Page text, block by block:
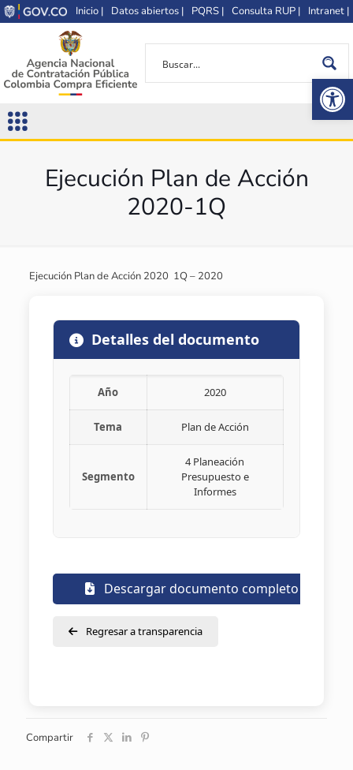
Inicio | Datos abiertos | PQRS | Consulta RUP | Intranet |
Ejecución Plan de Acción
2020-1Q
Ejecución Plan de Acción 2020  1Q – 2020
Detalles del documento
Año 2020
Tema Plan de Acción
Segmento
4 Planeación
Presupuesto e
Informes
Descargar documento completo
Regresar a transparencia
Compartir